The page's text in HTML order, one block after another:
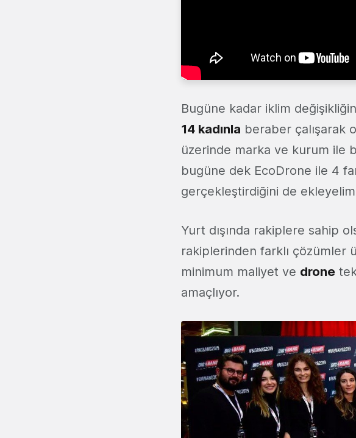
Bugüne kadar iklim
14 kadınla beraber çalışarak
üzerinde marka ve kurum ile
bugüne dek EcoDrone ile 4
gerçekleştirdiğini de
Yurt dışında rakiplere sahip
rakiplerinden farklı çözümler
minimum maliyet ve drone
amaçlıyor.